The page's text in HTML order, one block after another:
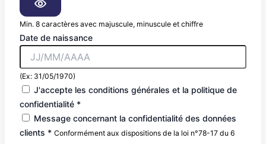
Min. 8 caractères avec majuscule, minuscule et chiffre
Date de naissance
(Ex: 31/05/1970)
J'accepte les conditions générales et la politique de
confidentialité *
Message concernant la confidentialité des données
clients * Conformément aux dispositions de la loi n°78-17 du 6